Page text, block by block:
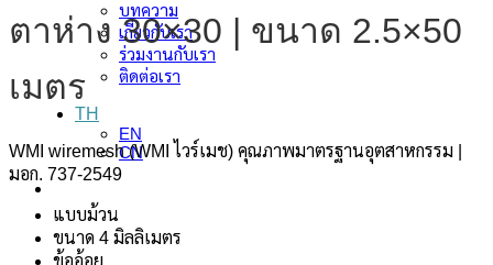
บทความ
เกี่ยวกับเรา
ร่วมงานกับเรา
ติดต่อเรา
TH
EN
CN
ตาห่าง 30×30 | ขนาด 2.5×50
เมตร
WMI wiremesh (WMI ไวร์เมช) คุณภาพมาตรฐานอุตสาหกรรม |
มอก. 737-2549
แบบม้วน
ขนาด 4 มิลลิเมตร
ข้ออ้อย